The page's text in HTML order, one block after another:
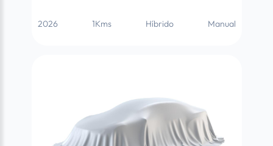
2026 1Kms Híbrido Manual